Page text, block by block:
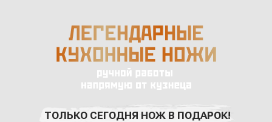
ТОЛЬКО СЕГОДНЯ НОЖ В ПОДАРОК!